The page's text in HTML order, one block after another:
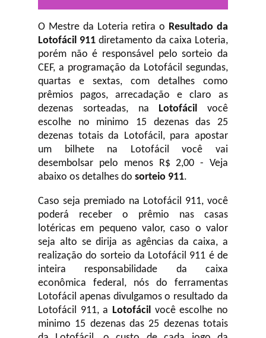
O Mestre da Loteria retira o Resultado da
Lotofácil 911 diretamento da caixa Loteria,
porém não é responsável pelo sorteio da
CEF, a programação da Lotofácil segundas,
quartas e sextas, com detalhes como
prêmios pagos, arrecadação e claro as
dezenas sorteadas, na Lotofácil você
escolhe no minimo 15 dezenas das 25
dezenas totais da Lotofácil, para apostar
um bilhete na Lotofácil você vai
desembolsar pelo menos R$ 2,00 - Veja
abaixo os detalhes do sorteio 911.
Caso seja premiado na Lotofácil 911, você
poderá receber o prêmio nas casas
lotéricas em pequeno valor, caso o valor
seja alto se dirija as agências da caixa, a
realização do sorteio da Lotofácil 911 é de
inteira responsabilidade da caixa
econômica federal, nós do ferramentas
Lotofácil apenas divulgamos o resultado da
Lotofácil 911, a Lotofácil você escolhe no
minimo 15 dezenas das 25 dezenas totais